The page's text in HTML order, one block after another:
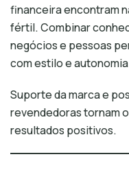
financeira encontram
fértil. Combinar
negócios e pessoas
com estilo e
Suporte da marca e
revendedoras tornam
resultados positivos.